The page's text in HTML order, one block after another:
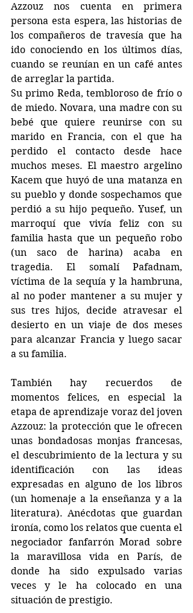
Azzouz nos cuenta en primera
persona esta espera, las historias de
los compañeros de travesía que ha
ido conociendo en los últimos días,
cuando se reunían en un café antes
de arreglar la partida.
Su primo Reda, tembloroso de frío o
de miedo. Novara, una madre con su
bebé que quiere reunirse con su
marido en Francia, con el que ha
perdido el contacto desde hace
muchos meses. El maestro argelino
Kacem que huyó de una matanza en
su pueblo y donde sospechamos que
perdió a su hijo pequeño. Yusef, un
marroquí que vivía feliz con su
familia hasta que un pequeño robo
(un saco de harina) acaba en
tragedia. El somalí Pafadnam,
víctima de la sequía y la hambruna,
al no poder mantener a su mujer y
sus tres hijos, decide atravesar el
desierto en un viaje de dos meses
para alcanzar Francia y luego sacar
a su familia.
También hay recuerdos de
momentos felices, en especial la
etapa de aprendizaje voraz del joven
Azzouz: la protección que le ofrecen
unas bondadosas monjas francesas,
el descubrimiento de la lectura y su
identificación con las ideas
expresadas en alguno de los libros
(un homenaje a la enseñanza y a la
literatura). Anécdotas que guardan
ironía, como los relatos que cuenta el
negociador fanfarrón Morad sobre
la maravillosa vida en París, de
donde ha sido expulsado varias
veces y le ha colocado en una
situación de prestigio.